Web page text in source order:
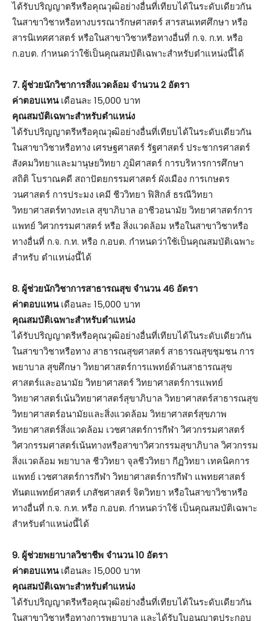
ได้รับปริญญาตรีหรือคุณวุฒิอย่างอื่นที่เทียบได้ในระดับเดียวกัน
ในสาขาวิชาหรือทางบรรณารักษศาสตร์ สารสนเทศศึกษา หรือ
สารนิเทศศาสตร์ หรือในสาขาวิชาหรือทางอื่นที่ ก.จ. ก.ท. หรือ
ก.อบต. กำหนดว่าใช้เป็นคุณสมบัติเฉพาะสำหรับตำแหน่งนี้ได้
7. ผู้ช่วยนักวิชาการสิ่งแวดล้อม จำนวน 2 อัตรา
ค่าตอบแทนเดือนละ 15,000 บาท
คุณสมบัติเฉพาะสำหรับตำแหน่ง
ได้รับปริญญาตรีหรือคุณวุฒิอย่างอื่นที่เทียบได้ในระดับเดียวกัน
ในสาขาวิชาหรือทาง เศรษฐศาสตร์ รัฐศาสตร์ ประชากรศาสตร์
สังคมวิทยาและมานุษยวิทยา ภูมิศาสตร์ การบริหารการศึกษา
สถิติ โบราณคดี สถาปัตยกรรมศาสตร์ ผังเมือง การเกษตร
วนศาสตร์ การประมง เคมี ชีววิทยา ฟิสิกส์ ธรณีวิทยา
วิทยาศาสตร์ทางทะเล สุขาภิบาล อาชีวอนามัย วิทยาศาสตร์การ
แพทย์ วิศวกรรมศาสตร์ หรือ สิ่งแวดล้อม หรือในสาขาวิชาหรือ
ทางอื่นที่ ก.จ. ก.ท. หรือ ก.อบต. กำหนดว่าใช้เป็นคุณสมบัติเฉพาะ
สำหรับ ตำแหน่งนี้ได้
8. ผู้ช่วยนักวิชาการสาธารณสุข จำนวน 46 อัตรา
ค่าตอบแทนเดือนละ 15,000 บาท
คุณสมบัติเฉพาะสำหรับตำแหน่ง
ได้รับปริญญาตรีหรือคุณวุฒิอย่างอื่นที่เทียบได้ในระดับเดียวกัน
ในสาขาวิชาหรือทาง สาธารณสุขศาสตร์ สาธารณสุขชุมชน การ
พยาบาล สุขศึกษา วิทยาศาสตร์การแพทย์ด้านสาธารณสุข
ศาสตร์และอนามัย วิทยาศาสตร์ วิทยาศาสตร์การแพทย์
วิทยาศาสตร์เน้นวิทยาศาสตร์สุขาภิบาล วิทยาศาสตร์สาธารณสุข
วิทยาศาสตร์อนามัยและสิ่งแวดล้อม วิทยาศาสตร์สุขภาพ
วิทยาศาสตร์สิ่งแวดล้อม เวชศาสตร์การกีฬา วิศวกรรมศาสตร์
วิศวกรรมศาสตร์เน้นทางหรือสาขาวิศวกรรมสุขาภิบาล วิศวกรรม
สิ่งแวดล้อม พยาบาล ชีววิทยา จุลชีววิทยา กีฏวิทยา เทคนิคการ
แพทย์ เวชศาสตร์การกีฬา วิทยาศาสตร์การกีฬา แพทยศาสตร์
ทันตแพทย์ศาสตร์ เภสัชศาสตร์ จิตวิทยา หรือในสาขาวิชาหรือ
ทางอื่นที่ ก.จ. ก.ท. หรือ ก.อบต. กำหนดว่าใช้ เป็นคุณสมบัติเฉพาะ
สำหรับตำแหน่งนี้ได้
9. ผู้ช่วยพยาบาลวิชาชีพ จำนวน 10 อัตรา
ค่าตอบแทนเดือนละ 15,000 บาท
คุณสมบัติเฉพาะสำหรับตำแหน่ง
ได้รับปริญญาตรีหรือคุณวุฒิอย่างอื่นที่เทียบได้ในระดับเดียวกัน
ในสาขาวิชาหรือทางการพยาบาล และได้รับใบอนุญาตประกอบ